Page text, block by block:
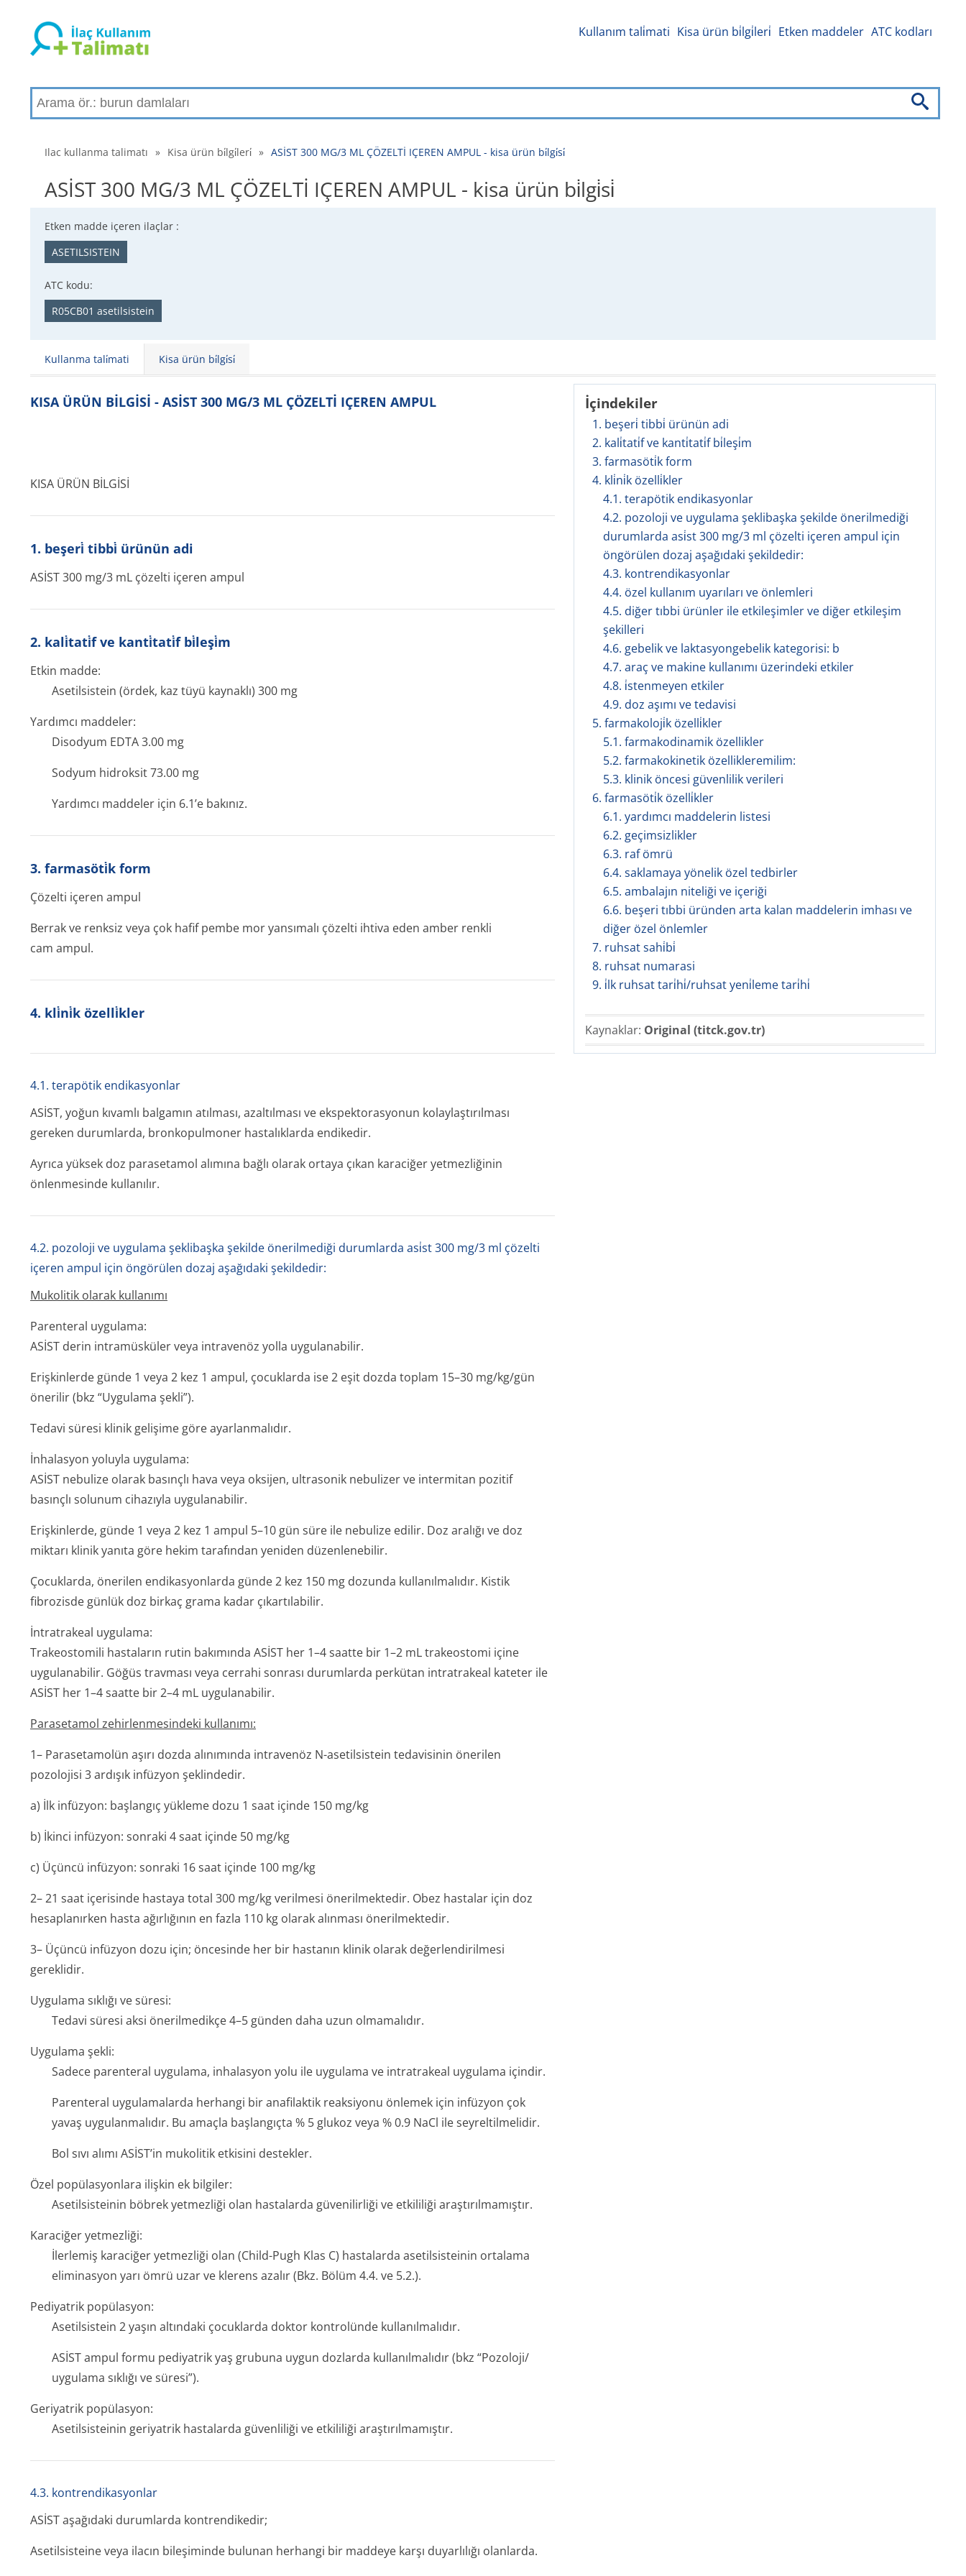
Kullanım tali̇mati Kisa ürün bi̇lgi̇leri̇ Etken maddeler ATC kodları
Ilac kullanma talimatı » Kisa ürün bi̇lgi̇leri̇ » ASİST 300 MG/3 ML ÇÖZELTİ IÇEREN AMPUL - kisa ürün bi̇lgi̇si̇
ASİST 300 MG/3 ML ÇÖZELTİ IÇEREN AMPUL - kisa ürün bi̇lgi̇si̇
Etken madde içeren ilaçlar :
ASETILSISTEIN
ATC kodu:
R05CB01 asetilsistein
Kullanma tali̇mati Kisa ürün bi̇lgi̇si̇
İçindekiler
1. beşeri̇ tibbi̇ ürünün adi
2. kali̇tati̇f ve kanti̇tati̇f bi̇leşi̇m
3. farmasöti̇k form
4. kli̇ni̇k özelli̇kler
4.1. terapötik endikasyonlar
4.2. pozoloji ve uygulama şeklibaşka şekilde önerilmediği
durumlarda asi̇st 300 mg/3 ml çözelti içeren ampul için
öngörülen dozaj aşağıdaki şekildedir:
4.3. kontrendikasyonlar
4.4. özel kullanım uyarıları ve önlemleri
4.5. diğer tıbbi ürünler ile etkileşimler ve diğer etkileşim
şekilleri
4.6. gebelik ve laktasyongebelik kategorisi: b
4.7. araç ve makine kullanımı üzerindeki etkiler
4.8. i̇stenmeyen etkiler
4.9. doz aşımı ve tedavisi
5. farmakoloji̇k özelli̇kler
5.1. farmakodinamik özellikler
5.2. farmakokinetik özellikleremilim:
5.3. klinik öncesi güvenlilik verileri
6. farmasöti̇k özelli̇kler
6.1. yardımcı maddelerin listesi
6.2. geçimsizlikler
6.3. raf ömrü
6.4. saklamaya yönelik özel tedbirler
6.5. ambalajın niteliği ve içeriği
6.6. beşeri tıbbi üründen arta kalan maddelerin imhası ve
diğer özel önlemler
7. ruhsat sahi̇bi̇
8. ruhsat numarasi
9. i̇lk ruhsat tari̇hi̇/ruhsat yeni̇leme tari̇hi̇
Kaynaklar: Original (titck.gov.tr)
KISA ÜRÜN BİLGİSİ - ASİST 300 MG/3 ML ÇÖZELTİ IÇEREN AMPUL
KISA ÜRÜN BİLGİSİ
1. beşeri̇ tibbi̇ ürünün adi
ASİST 300 mg/3 mL çözelti içeren ampul
2. kali̇tati̇f ve kanti̇tati̇f bi̇leşi̇m
Etkin madde:
Asetilsistein (ördek, kaz tüyü kaynaklı) 300 mg
Yardımcı maddeler:
Disodyum EDTA 3.00 mg
Sodyum hidroksit 73.00 mg
Yardımcı maddeler için 6.1’e bakınız.
3. farmasöti̇k form
Çözelti içeren ampul
Berrak ve renksiz veya çok hafif pembe mor yansımalı çözelti ihtiva eden amber renkli
cam ampul.
4. kli̇ni̇k özelli̇kler
4.1. terapötik endikasyonlar
ASİST, yoğun kıvamlı balgamın atılması, azaltılması ve ekspektorasyonun kolaylaştırılması
gereken durumlarda, bronkopulmoner hastalıklarda endikedir.
Ayrıca yüksek doz parasetamol alımına bağlı olarak ortaya çıkan karaciğer yetmezliğinin
önlenmesinde kullanılır.
4.2. pozoloji ve uygulama şeklibaşka şekilde önerilmediği durumlarda asi̇st 300 mg/3 ml çözelti
içeren ampul için öngörülen dozaj aşağıdaki şekildedir:
Mukolitik olarak kullanımı
Parenteral uygulama:
ASİST derin intramüsküler veya intravenöz yolla uygulanabilir.
Erişkinlerde günde 1 veya 2 kez 1 ampul, çocuklarda ise 2 eşit dozda toplam 15–30 mg/kg/gün
önerilir (bkz “Uygulama şekli”).
Tedavi süresi klinik gelişime göre ayarlanmalıdır.
İnhalasyon yoluyla uygulama:
ASİST nebulize olarak basınçlı hava veya oksijen, ultrasonik nebulizer ve intermitan pozitif
basınçlı solunum cihazıyla uygulanabilir.
Erişkinlerde, günde 1 veya 2 kez 1 ampul 5–10 gün süre ile nebulize edilir. Doz aralığı ve doz
miktarı klinik yanıta göre hekim tarafından yeniden düzenlenebilir.
Çocuklarda, önerilen endikasyonlarda günde 2 kez 150 mg dozunda kullanılmalıdır. Kistik
fibrozisde günlük doz birkaç grama kadar çıkartılabilir.
İntratrakeal uygulama:
Trakeostomili hastaların rutin bakımında ASİST her 1–4 saatte bir 1–2 mL trakeostomi içine
uygulanabilir. Göğüs travması veya cerrahi sonrası durumlarda perkütan intratrakeal kateter ile
ASİST her 1–4 saatte bir 2–4 mL uygulanabilir.
Parasetamol zehirlenmesindeki kullanımı:
1– Parasetamolün aşırı dozda alınımında intravenöz N-asetilsistein tedavisinin önerilen
pozolojisi 3 ardışık infüzyon şeklindedir.
a) İlk infüzyon: başlangıç yükleme dozu 1 saat içinde 150 mg/kg
b) İkinci infüzyon: sonraki 4 saat içinde 50 mg/kg
c) Üçüncü infüzyon: sonraki 16 saat içinde 100 mg/kg
2– 21 saat içerisinde hastaya total 300 mg/kg verilmesi önerilmektedir. Obez hastalar için doz
hesaplanırken hasta ağırlığının en fazla 110 kg olarak alınması önerilmektedir.
3– Üçüncü infüzyon dozu için; öncesinde her bir hastanın klinik olarak değerlendirilmesi
gereklidir.
Uygulama sıklığı ve süresi:
Tedavi süresi aksi önerilmedikçe 4–5 günden daha uzun olmamalıdır.
Uygulama şekli:
Sadece parenteral uygulama, inhalasyon yolu ile uygulama ve intratrakeal uygulama içindir.
Parenteral uygulamalarda herhangi bir anafilaktik reaksiyonu önlemek için infüzyon çok
yavaş uygulanmalıdır. Bu amaçla başlangıçta % 5 glukoz veya % 0.9 NaCl ile seyreltilmelidir.
Bol sıvı alımı ASİST’in mukolitik etkisini destekler.
Özel popülasyonlara ilişkin ek bilgiler:
Asetilsisteinin böbrek yetmezliği olan hastalarda güvenilirliği ve etkililiği araştırılmamıştır.
Karaciğer yetmezliği:
İlerlemiş karaciğer yetmezliği olan (Child-Pugh Klas C) hastalarda asetilsisteinin ortalama
eliminasyon yarı ömrü uzar ve klerens azalır (Bkz. Bölüm 4.4. ve 5.2.).
Pediyatrik popülasyon:
Asetilsistein 2 yaşın altındaki çocuklarda doktor kontrolünde kullanılmalıdır.
ASİST ampul formu pediyatrik yaş grubuna uygun dozlarda kullanılmalıdır (bkz “Pozoloji/
uygulama sıklığı ve süresi”).
Geriyatrik popülasyon:
Asetilsisteinin geriyatrik hastalarda güvenliliği ve etkililiği araştırılmamıştır.
4.3. kontrendikasyonlar
ASİST aşağıdaki durumlarda kontrendikedir;
Asetilsisteine veya ilacın bileşiminde bulunan herhangi bir maddeye karşı duyarlılığı olanlarda.